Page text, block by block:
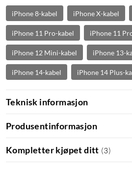
iPhone 8-kabel iPhone X-kabel
iPhone 11 Pro-kabel iPhone 11
iPhone 12 Mini-kabel iPhone 13-
iPhone 14-kabel iPhone 14 Plus-
Teknisk informasjon
Produsentinformasjon
Kompletter kjøpet ditt (3)